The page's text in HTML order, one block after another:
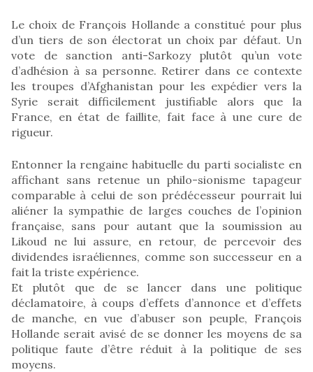
Le choix de François Hollande a constitué pour plus
d’un tiers de son électorat un choix par défaut. Un
vote de sanction anti-Sarkozy plutôt qu’un vote
d’adhésion à sa personne. Retirer dans ce contexte
les troupes d’Afghanistan pour les expédier vers la
Syrie serait difficilement justifiable alors que la
France, en état de faillite, fait face à une cure de
rigueur.
Entonner la rengaine habituelle du parti socialiste en
affichant sans retenue un philo-sionisme tapageur
comparable à celui de son prédécesseur pourrait lui
aliéner la sympathie de larges couches de l’opinion
française, sans pour autant que la soumission au
Likoud ne lui assure, en retour, de percevoir des
dividendes israéliennes, comme son successeur en a
fait la triste expérience.
Et plutôt que de se lancer dans une politique
déclamatoire, à coups d’effets d’annonce et d’effets
de manche, en vue d’abuser son peuple, François
Hollande serait avisé de se donner les moyens de sa
politique faute d’être réduit à la politique de ses
moyens.